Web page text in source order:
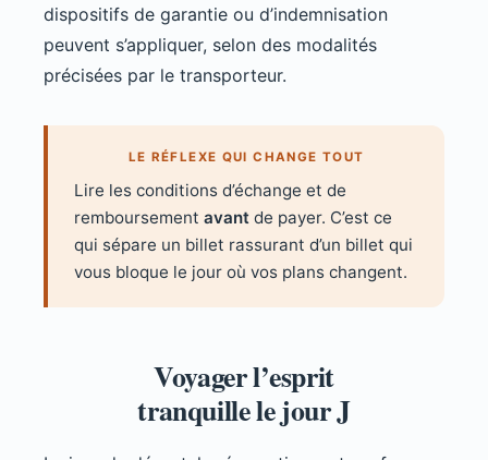
dispositifs de garantie ou d’indemnisation
peuvent s’appliquer, selon des modalités
précisées par le transporteur.
LE RÉFLEXE QUI CHANGE TOUT
Lire les conditions d’échange et de
remboursement avant de payer. C’est ce
qui sépare un billet rassurant d’un billet qui
vous bloque le jour où vos plans changent.
Voyager l’esprit
tranquille le jour J